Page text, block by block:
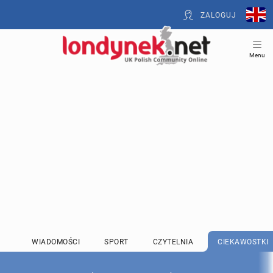
ZALOGUJ
Menu
WIADOMOŚCI SPORT CZYTELNIA CIEKAWOSTKI